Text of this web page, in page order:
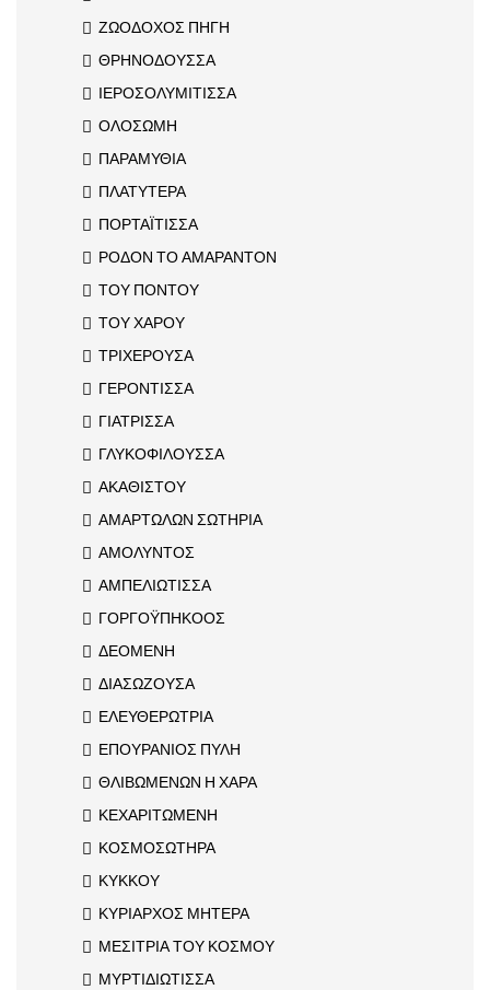
ΖΩΟΔΟΧΟΣ ΠΗΓΗ
ΘΡΗΝΟΔΟΥΣΣΑ
ΙΕΡΟΣΟΛΥΜΙΤΙΣΣΑ
ΟΛΟΣΩΜΗ
ΠΑΡΑΜΥΘΙΑ
ΠΛΑΤΥΤΕΡΑ
ΠΟΡΤΑΪΤΙΣΣΑ
ΡΟΔΟΝ ΤΟ ΑΜΑΡΑΝΤΟΝ
ΤΟΥ ΠΟΝΤΟΥ
ΤΟΥ ΧΑΡΟΥ
ΤΡΙΧΕΡΟΥΣΑ
ΓΕΡΟΝΤΙΣΣΑ
ΓΙΑΤΡΙΣΣΑ
ΓΛΥΚΟΦΙΛΟΥΣΣΑ
ΑΚΑΘΙΣΤΟΥ
ΑΜΑΡΤΩΛΩΝ ΣΩΤΗΡΙΑ
ΑΜΟΛΥΝΤΟΣ
ΑΜΠΕΛΙΩΤΙΣΣΑ
ΓΟΡΓΟΫΠΗΚΟΟΣ
ΔΕΟΜΕΝΗ
ΔΙΑΣΩΖΟΥΣΑ
ΕΛΕΥΘΕΡΩΤΡΙΑ
ΕΠΟΥΡΑΝΙΟΣ ΠΥΛΗ
ΘΛΙΒΩΜΕΝΩΝ Η ΧΑΡΑ
ΚΕΧΑΡΙΤΩΜΕΝΗ
ΚΟΣΜΟΣΩΤΗΡΑ
ΚΥΚΚΟΥ
ΚΥΡΙΑΡΧΟΣ ΜΗΤΕΡΑ
ΜΕΣΙΤΡΙΑ ΤΟΥ ΚΟΣΜΟΥ
ΜΥΡΤΙΔΙΩΤΙΣΣΑ